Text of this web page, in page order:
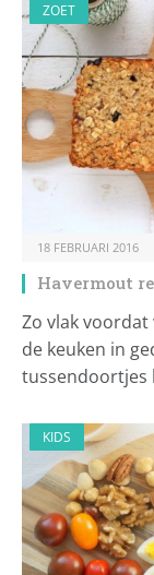
ZOET
18 FEBRUARI 2016
Havermout
Zo vlak
de keuken in
tussendoortjes
KIDS